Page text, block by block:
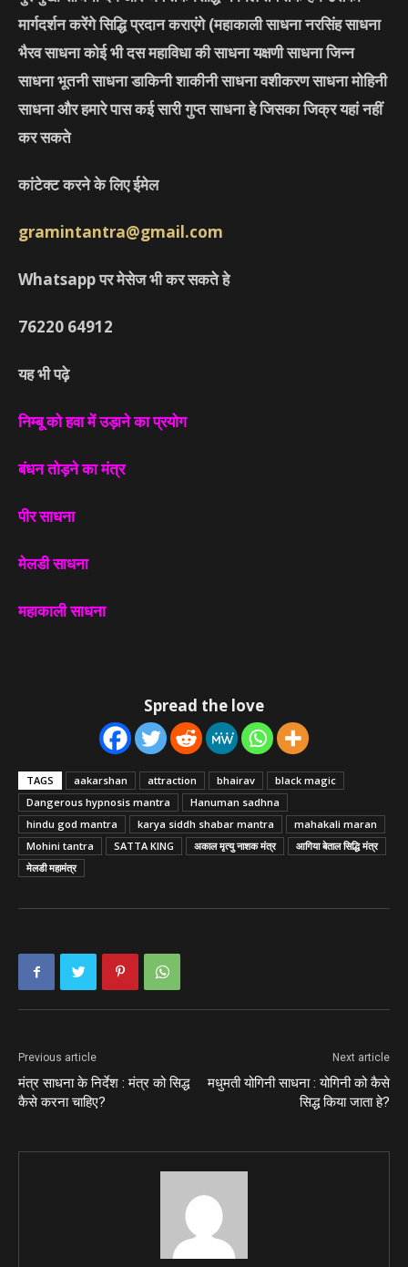
मार्गदर्शन करेंगे सिद्धि प्रदान कराएंगे (महाकाली साधना नरसिंह साधना
भैरव साधना कोई भी दस महाविधा की साधना यक्षणी साधना जिन्न
साधना भूतनी साधना डाकिनी शाकीनी साधना वशीकरण साधना मोहिनी
साधना और हमारे पास कई सारी गुप्त साधना हे जिसका जिक्र यहां नहीं
कर सकते
कांटेक्ट करने के लिए ईमेल
gramintantra@gmail.com
Whatsapp पर मेसेज भी कर सकते हे
76220 64912
यह भी पढ़े
निम्बू को हवा में उड़ाने का प्रयोग
बंधन तोड़ने का मंत्र
पीर साधना
मेलडी साधना
महाकाली साधना
Spread the love
TAGS aakarshan attraction bhairav
black magic
Dangerous hypnosis mantra
Hanuman sadhna
hindu god mantra
karya siddh shabar mantra
mahakali maran
Mohini tantra
SATTA KING अकाल मृत्यु नाशक मंत्र
आगिया बेताल सिद्धि मंत्र
मेलडी महामंत्र
Previous article
मंत्र साधना के निर्देश : मंत्र को सिद्ध
कैसे करना चाहिए?
Next article
मधुमती योगिनी साधना : योगिनी को कैसे
सिद्ध किया जाता हे?